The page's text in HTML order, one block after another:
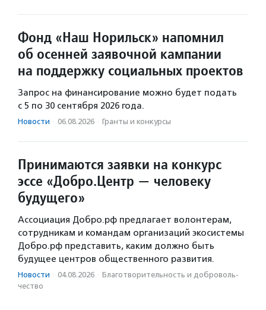
Фонд «Наш Норильск» напомнил
об осенней заявочной кампании
на поддержку социальных проектов
Запрос на финансирование можно будет подать
с 5 по 30 сентября 2026 года.
Новости · 06.08.2026 · Гранты и конкурсы
Принимаются заявки на конкурс
эссе «Добро.Центр — человеку
будущего»
Ассоциация Добро.рф предлагает волонтерам,
сотрудникам и командам организаций экосистемы
Добро.рф представить, каким должно быть
будущее центров общественного развития.
Новости · 04.08.2026 · Благотвори­тель­ность и доброволь­
чест­во